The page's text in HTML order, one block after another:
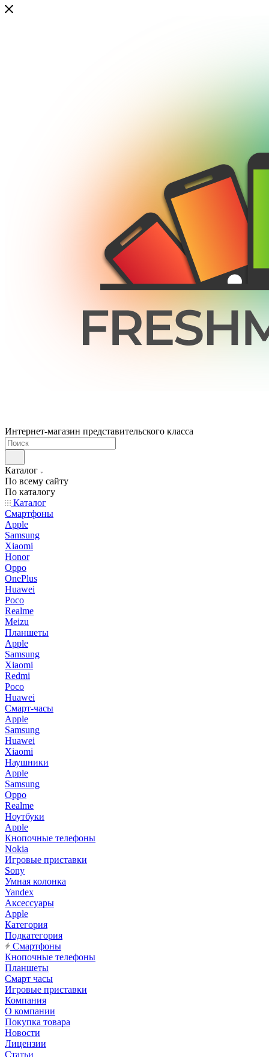
Интернет-магазин представительского класса
Каталог
По всему сайту
По каталогу
Каталог
Смартфоны
Apple
Samsung
Xiaomi
Honor
Oppo
OnePlus
Huawei
Poco
Realme
Meizu
Планшеты
Apple
Samsung
Xiaomi
Redmi
Poco
Huawei
Смарт-часы
Apple
Samsung
Huawei
Xiaomi
Наушники
Apple
Samsung
Oppo
Realme
Ноутбуки
Apple
Кнопочные телефоны
Nokia
Игровые приставки
Sony
Умная колонка
Yandex
Аксессуары
Apple
Категория
Подкатегория
Смартфоны
Кнопочные телефоны
Планшеты
Смарт часы
Игровые приставки
Компания
О компании
Покупка товара
Новости
Лицензии
Статьи